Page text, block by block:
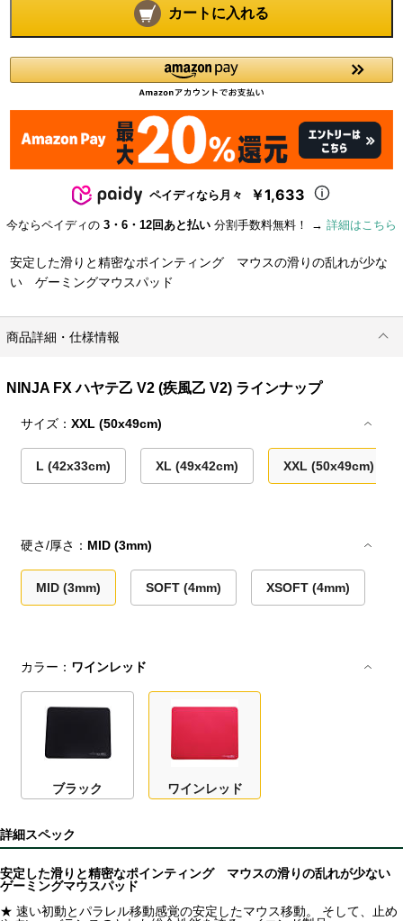
カートに入れる
ペイディなら月々 ￥1,633
今ならペイディの 3・6・12回あと払い 分割手数料無料！ → 詳細はこちら
安定した滑りと精密なポインティング マウスの滑りの乱れが少な
い ゲーミングマウスパッド
商品詳細・仕様情報
NINJA FX ハヤテ乙 V2 (疾風乙 V2) ラインナップ
サイズ：XXL (50x49cm)
L (42x33cm) XL (49x42cm) XXL (50x49cm)
硬さ/厚さ： MID (3mm)
MID (3mm) SOFT (4mm) XSOFT (4mm)
カラー： ワインレッド
ブラック ワインレッド
詳細スペック
安定した滑りと精密なポインティング マウスの滑りの乱れが少ない
ゲーミングマウスパッド
★ 速い初動とパラレル移動感覚の安定したマウス移動。 そして、止め